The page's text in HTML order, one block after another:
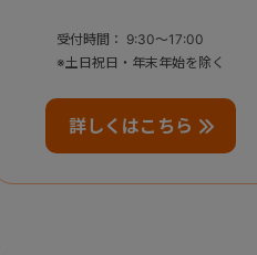
受付時間： 9:30～17:00
※土日祝日・年末年始を除く
詳しくはこちら